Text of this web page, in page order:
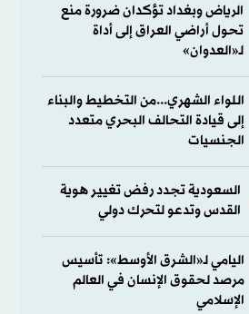
الرياض وبغداد تؤكدان ضرورة منع
تحول أراضي العراق إلى أداة
لـ«العدوان»
اللواء الشهري...من التخطيط والبناء
إلى قيادة التحالف البحري متعدد
الجنسيات
السعودية تجدد رفض تغيير هوية
القدس وتدعو لتحرك دولي
اليامي لـ«الشرق الأوسط»: تأسيس
مرصد لحقوق الإنسان في العالم
الإسلامي